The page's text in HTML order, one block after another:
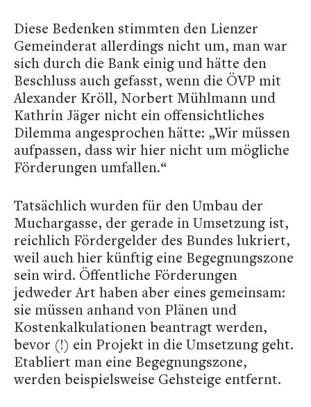
Diese Bedenken stimmten den Lienzer
Gemeinderat allerdings nicht um, man war
sich durch die Bank einig und hätte den
Beschluss auch gefasst, wenn die ÖVP mit
Alexander Kröll, Norbert Mühlmann und
Kathrin Jäger nicht ein offensichtliches
Dilemma angesprochen hätte: „Wir müssen
aufpassen, dass wir hier nicht um mögliche
Förderungen umfallen.“
Tatsächlich wurden für den Umbau der
Muchargasse, der gerade in Umsetzung ist,
reichlich Fördergelder des Bundes lukriert,
weil auch hier künftig eine Begegnungszone
sein wird. Öffentliche Förderungen
jedweder Art haben aber eines gemeinsam:
sie müssen anhand von Plänen und
Kostenkalkulationen beantragt werden,
bevor (!) ein Projekt in die Umsetzung geht.
Etabliert man eine Begegnungszone,
werden beispielsweise Gehsteige entfernt.